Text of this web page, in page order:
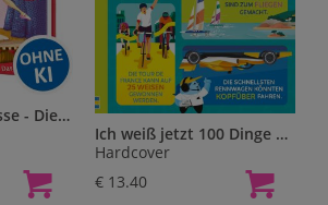
Leselöwen 1. Klasse - Die große Ballett-Aufführung
Ich weiß jetzt 100 Dinge mehr! Sport
Hardcover
€ 13.40